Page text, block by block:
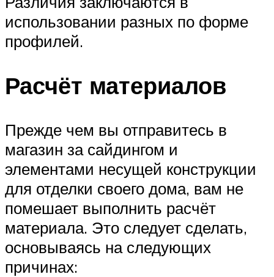
использовании разных по форме
профилей.
Расчёт материалов
Прежде чем вы отправитесь в
магазин за сайдингом и
элементами несущей конструкции
для отделки своего дома, вам не
помешает выполнить расчёт
материала. Это следует сделать,
основываясь на следующих
причинах: